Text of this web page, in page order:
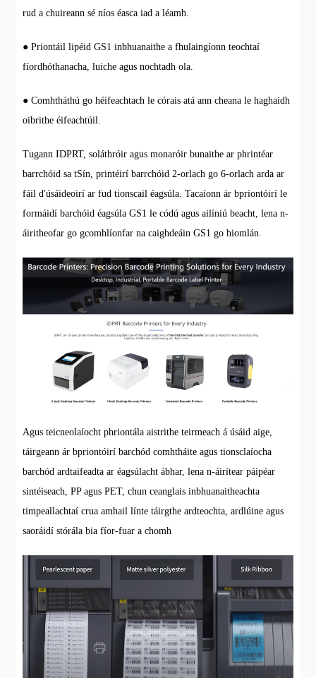
rud a chuireann sé níos éasca iad a léamh.
● Priontáil lipéid GS1 inbhuanaithe a fhulaingíonn teochtaí
fíordhóthanacha, luiche agus nochtadh ola.
● Comhtháthú go héifeachtach le córais atá ann cheana le haghaidh
oibrithe éifeachtúil.
Tugann IDPRT, soláthróir agus monaróir bunaithe ar phrintéar
barrchóid sa tSín, printéirí barrchóid 2-orlach go 6-orlach arda ar
fáil d'úsáideoirí ar fud tionscail éagsúla. Tacaíonn ár bpriontóirí le
formáidí barchóid éagsúla GS1 le códú agus ailíniú beacht, lena n-
áiritheofar go gcomhlíonfar na caighdeáin GS1 go hiomlán.
Agus teicneolaíocht phriontála aistrithe teirmeach á úsáid aige,
táirgeann ár bpriontóirí barchód comhtháite agus tionsclaíocha
barchód ardtaifeadta ar éagsúlacht ábhar, lena n-áirítear páipéar
sintéiseach, PP agus PET, chun ceanglais inbhuanaitheachta
timpeallachtaí crua amhail línte táirgthe ardteochta, ardlúine agus
saoráidí stórála bia fíor-fuar a chomh